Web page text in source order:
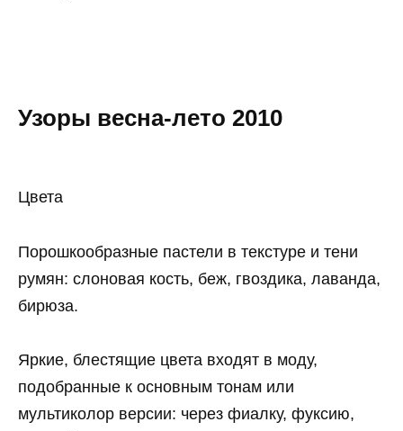
Узоры весна-лето 2010
Цвета
Порошкообразные пастели в текстуре и тени
румян: слоновая кость, беж, гвоздика, лаванда,
бирюза.
Яркие, блестящие цвета входят в моду,
подобранные к основным тонам или
мультиколор версии: через фиалку, фуксию,